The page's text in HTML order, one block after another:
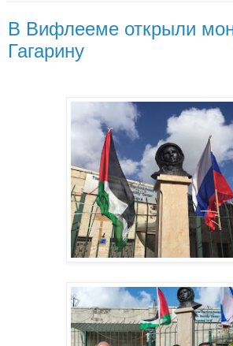
В Вифлееме открыли
Гагарину